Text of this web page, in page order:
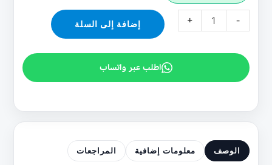
-
+ إضافة إلى السلة
اطلب عبر واتساب
الوصف معلومات إضافية المراجعات